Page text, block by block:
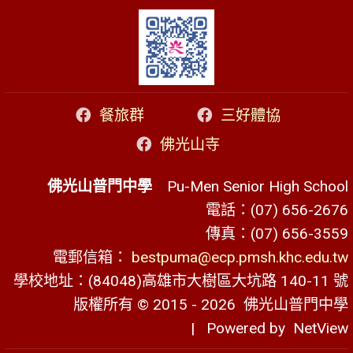
餐旅群
三好體協
佛光山寺
佛光山普門中學 Pu-Men Senior High School
電話：(07) 656-2676
傳真：(07) 656-3559
電郵信箱： bestpuma@ecp.pmsh.khc.edu.tw
學校地址：(84048)高雄市大樹區大坑路 140-11 號
版權所有 © 2015 - 2026 佛光山普門中學
| Powered by NetView